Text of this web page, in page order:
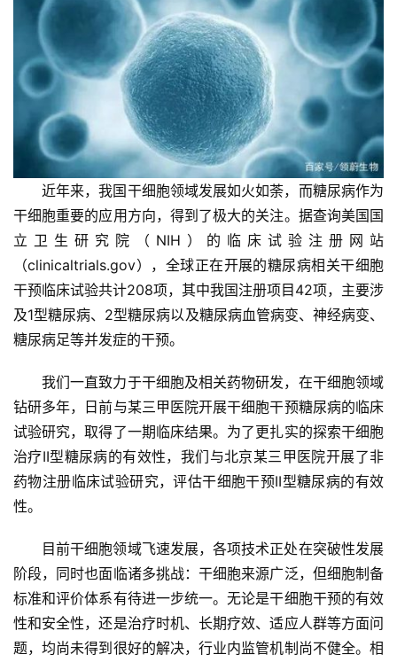
医
学
床
化
会
展
活
动
关
于
我
们
登录 注册
近年来，我国干细胞领域发展如火如荼，而糖尿病作为
干细胞重要的应用方向，得到了极大的关注。据查询美国国
立卫生研究院（NIH）的临床试验注册网站
（clinicaltrials.gov），全球正在开展的糖尿病相关干细胞
干预临床试验共计208项，其中我国注册项目42项，主要涉
及1型糖尿病、2型糖尿病以及糖尿病血管病变、神经病变、
糖尿病足等并发症的干预。
我们一直致力于干细胞及相关药物研发，在干细胞领域
钻研多年，日前与某三甲医院开展干细胞干预糖尿病的临床
试验研究，取得了一期临床结果。为了更扎实的探索干细胞
治疗II型糖尿病的有效性，我们与北京某三甲医院开展了非
药物注册临床试验研究，评估干细胞干预II型糖尿病的有效
性。
目前干细胞领域飞速发展，各项技术正处在突破性发展
阶段，同时也面临诸多挑战：干细胞来源广泛，但细胞制备
标准和评价体系有待进一步统一。无论是干细胞干预的有效
性和安全性，还是治疗时机、长期疗效、适应人群等方面问
题，均尚未得到很好的解决，行业内监管机制尚不健全。相